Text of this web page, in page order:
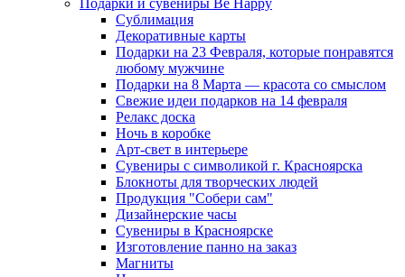
Подарки и сувениры Be Happy
Сублимация
Декоративные карты
Подарки на 23 Февраля, которые понравятся
любому мужчине
Подарки на 8 Марта — красота со смыслом
Свежие идеи подарков на 14 февраля
Релакс доска
Ночь в коробке
Арт-свет в интерьере
Сувениры с символикой г. Красноярска
Блокноты для творческих людей
Продукция "Собери сам"
Дизайнерские часы
Сувениры в Красноярске
Изготовление панно на заказ
Магниты